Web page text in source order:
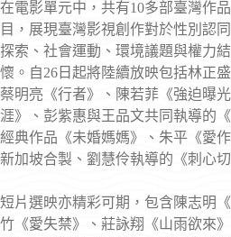
在電影單元中，共有10多部臺灣作
目，展現臺灣影視創作對於性別認
探索、社會運動、環境議題與權力
懷。自26日起將陸續放映包括林正
蔡明亮《行者》、陳若菲《強迫曝
涯》、彭紫惠與王品文共同執導的
經典作品《未婚媽媽》、朱平《愛
新加坡合製、劉慧伶執導的《刺心
短片選映亦精彩可期，包含陳志明
竹《愛失禁》、莊詠翔《山雨欲來